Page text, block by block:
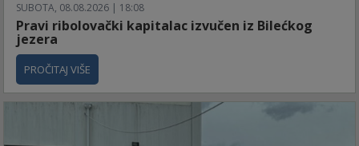
SUBOTA, 08.08.2026 | 18:08
Pravi ribolovački kapitalac izvučen iz Bilećkog
jezera
PROČITAJ VIŠE